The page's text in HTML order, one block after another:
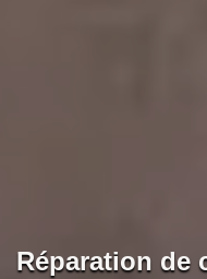
Réparation de